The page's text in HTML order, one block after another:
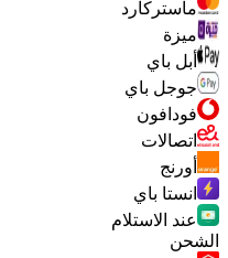
ماستركارد
ميزة
أبل باي
جوجل باي
فودافون
اتصالات
أورنج
انستا باي
عند الاستلام
الشحن